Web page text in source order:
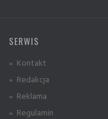
SERWIS
» Kontakt
» Redakcja
» Reklama
» Regulamin